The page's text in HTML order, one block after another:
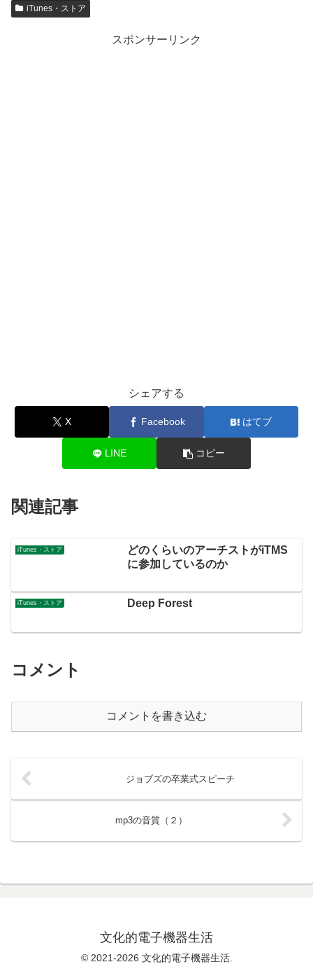
iTunes・ストア
スポンサーリンク
シェアする
X Facebook はてブ
LINE コピー
関連記事
iTunes・ストア
どのくらいのアーチストがiTMS
に参加しているのか
iTunes・ストア Deep Forest
コメント
コメントを書き込む
ジョブズの卒業式スピーチ
mp3の音質（２）
文化的電子機器生活
© 2021-2026 文化的電子機器生活.